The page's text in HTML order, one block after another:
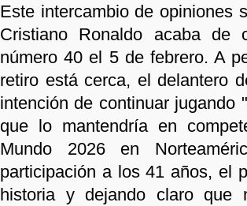
Este intercambio de opiniones
Cristiano Ronaldo acaba de
número 40 el 5 de febrero. A
retiro está cerca, el delantero
intención de continuar jugando
que lo mantendría en
Mundo 2026 en
participación a los 41 años, el
historia y dejando claro que